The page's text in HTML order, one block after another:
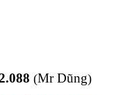
(Mr Dũng)